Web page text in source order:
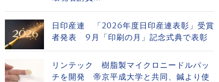
日印産連 「2026年度日印産連表彰」受賞
者発表 9月「印刷の月」記念式典で表彰
リンテック 樹脂製マイクロニードルパッ
チを開発 帝京平成大学と共同、鍼より使